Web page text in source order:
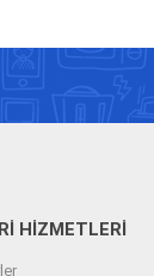
HIZMETLERI